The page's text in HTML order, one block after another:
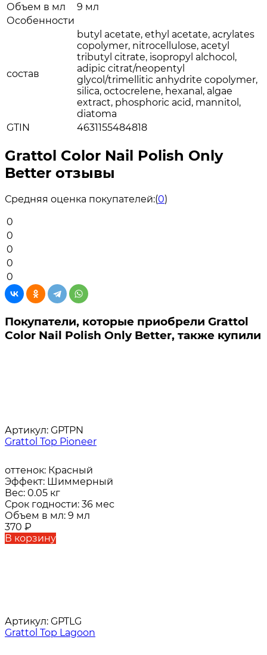
Объем в мл
9 мл
Особенности
состав
butyl acetate, ethyl acetate, acrylates
copolymer, nitrocellulose, acetyl
tributyl citrate, isopropyl alchocol,
adipic citrat/neopentyl
glycol/trimellitic anhydrite copolymer,
silica, octocrelene, hexanal, algae
extract, phosphoric acid, mannitol,
diatoma
GTIN
4631155484818
Grattol Color Nail Polish Only
Better отзывы
Средняя оценка покупателей:(0)
0
0
0
0
0
Покупатели, которые приобрели Grattol
Color Nail Polish Only Better, также купили
Артикул: GPTPN
Grattol Top Pioneer
оттенок: Красный
Эффект: Шиммерный
Вес: 0.05 кг
Срок годности: 36 мес
Объем в мл: 9 мл
370 ₽
В корзину
Артикул: GPTLG
Grattol Top Lagoon